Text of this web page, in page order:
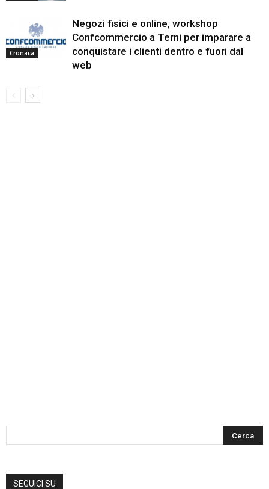
Cronaca
Negozi fisici e online, workshop
Confcommercio a Terni per imparare a
conquistare i clienti dentro e fuori dal
web
SEGUICI SU